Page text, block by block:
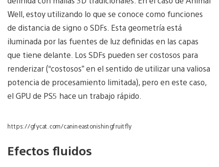
Well, estoy utilizando lo que se conoce como funciones
de distancia de signo o SDFs. Esta geometría está
iluminada por las fuentes de luz definidas en las capas
que tiene delante. Los SDFs pueden ser costosos para
renderizar (“costosos” en el sentido de utilizar una valiosa
potencia de procesamiento limitada), pero en este caso,
el GPU de PS5 hace un trabajo rápido.
https://gfycat.com/canineastonishingfruitfly
Efectos fluidos